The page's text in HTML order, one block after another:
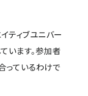
ティブユニバー
います。参加者
っているわけで